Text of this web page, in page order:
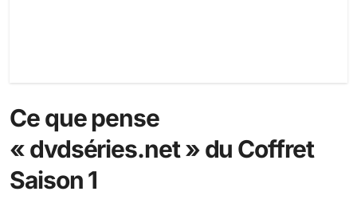
Ce que pense
« dvdséries.net » du Coffret
Saison 1